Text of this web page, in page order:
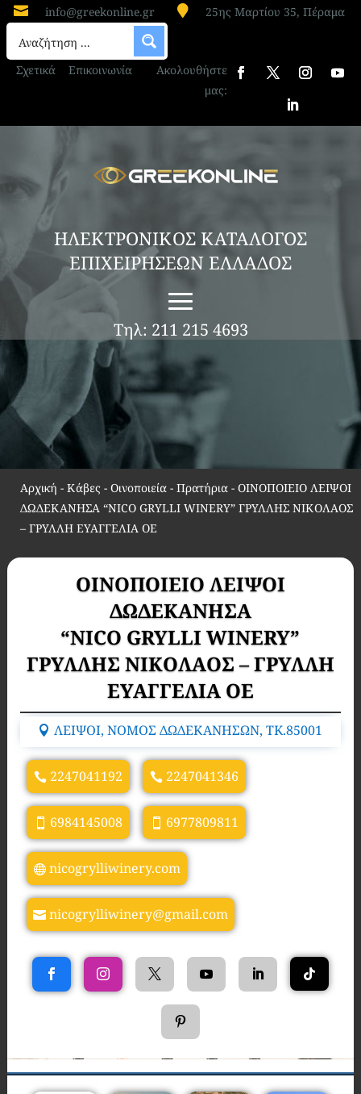
 info@greekonline.gr  25ης Μαρτίου 35, Πέραμα
Σχετικά Επικοινωνία
Ακολουθήστε
μας:
ΗΛΕΚΤΡΟΝΙΚΟΣ ΚΑΤΑΛΟΓΟΣ
ΕΠΙΧΕΙΡΗΣΕΩΝ ΕΛΛΑΔΟΣ
Τηλ: 211 215 4693
Αρχική - Κάβες - Οινοποιεία - Πρατήρια- ΟΙΝΟΠΟΙΕΙΟ ΛΕΙΨΟΙ
ΔΩΔΕΚΑΝΗΣΑ “NICO GRYLLI WINERY” ΓΡΥΛΛΗΣ ΝΙΚΟΛΑΟΣ
– ΓΡΥΛΛΗ ΕΥΑΓΓΕΛΙΑ ΟΕ
ΟΙΝΟΠΟΙΕΙΟ ΛΕΙΨΟΙ
ΔΩΔΕΚΑΝΗΣΑ
“NICO GRYLLI WINERY”
ΓΡΥΛΛΗΣ ΝΙΚΟΛΑΟΣ – ΓΡΥΛΛΗ
ΕΥΑΓΓΕΛΙΑ ΟΕ
ΛΕΙΨΟΙ, ΝΟΜΟΣ ΔΩΔΕΚΑΝΗΣΩΝ, TK.85001
2247041192 2247041346
6984145008 6977809811
nicogrylliwinery.com
nicogrylliwinery@gmail.com